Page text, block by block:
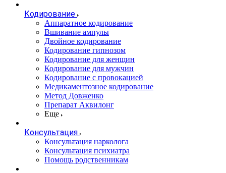
Кодирование
Аппаратное кодирование
Вшивание ампулы
Двойное кодирование
Кодирование гипнозом
Кодирование для женщин
Кодирование для мужчин
Кодирование с провокацией
Медикаментозное кодирование
Метод Довженко
Препарат Аквилонг
Еще
Консультация
Консультация нарколога
Консультация психиатра
Помощь родственникам